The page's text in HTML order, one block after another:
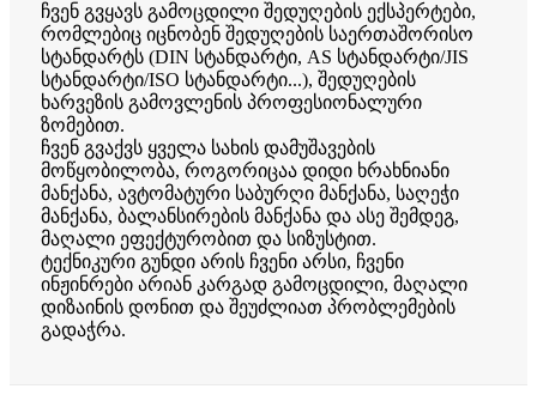
ჩვენ გვყავს გამოცდილი შედუღების ექსპერტები,
რომლებიც იცნობენ შედუღების საერთაშორისო
სტანდარტს (DIN სტანდარტი, AS სტანდარტი/JIS
სტანდარტი/ISO სტანდარტი...), შედუღების
ხარვეზის გამოვლენის პროფესიონალური
ზომებით.
ჩვენ გვაქვს ყველა სახის დამუშავების
მოწყობილობა, როგორიცაა დიდი ხრახნიანი
მანქანა, ავტომატური საბურღი მანქანა, საღეჭი
მანქანა, ბალანსირების მანქანა და ასე შემდეგ,
მაღალი ეფექტურობით და სიზუსტით.
ტექნიკური გუნდი არის ჩვენი არსი, ჩვენი
ინჟინრები არიან კარგად გამოცდილი, მაღალი
დიზაინის დონით და შეუძლიათ პრობლემების
გადაჭრა.